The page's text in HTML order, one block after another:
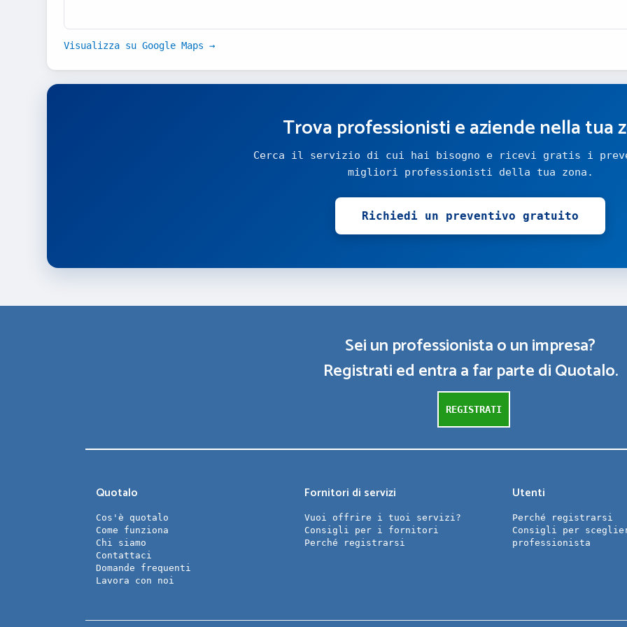
Visualizza su Google Maps →
Trova professionisti e aziende nella tua
Cerca il servizio di cui hai bisogno e ricevi gratis i
migliori professionisti della tua zona.
Richiedi un preventivo gratuito
Sei un professionista o un impresa?
Registrati ed entra a far parte di Quotalo.
REGISTRATI
Quotalo
Cos'è quotalo
Come funziona
Chi siamo
Contattaci
Domande frequenti
Lavora con noi
Fornitori di servizi
Vuoi offrire i tuoi servizi?
Consigli per i fornitori
Perché registrarsi
Utenti
Perché registrarsi
Consigli per
professionista